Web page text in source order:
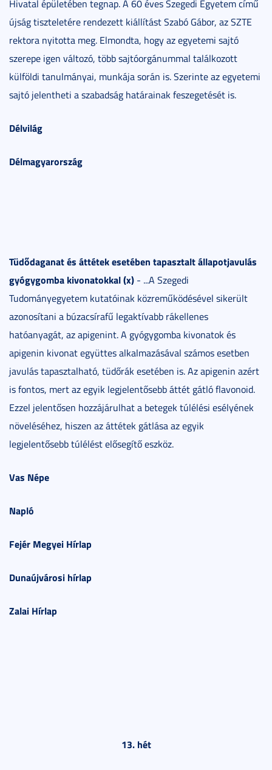
Hivatal épületében tegnap. A 60 éves Szegedi Egyetem című
újság tiszteletére rendezett kiállítást Szabó Gábor, az SZTE
rektora nyitotta meg. Elmondta, hogy az egyetemi sajtó
szerepe igen változó, több sajtóorgánummal találkozott
külföldi tanulmányai, munkája során is. Szerinte az egyetemi
sajtó jelentheti a szabadság határainak feszegetését is.
Délvilág
Délmagyarország
Tüdődaganat és áttétek esetében tapasztalt állapotjavulás
gyógygomba kivonatokkal (x) - ...A Szegedi
Tudományegyetem kutatóinak közreműködésével sikerült
azonosítani a búzacsírafű legaktívabb rákellenes
hatóanyagát, az apigenint. A gyógygomba kivonatok és
apigenin kivonat együttes alkalmazásával számos esetben
javulás tapasztalható, tüdőrák esetében is. Az apigenin azért
is fontos, mert az egyik legjelentősebb áttét gátló flavonoid.
Ezzel jelentősen hozzájárulhat a betegek túlélési esélyének
növeléséhez, hiszen az áttétek gátlása az egyik
legjelentősebb túlélést elősegítő eszköz.
Vas Népe
Napló
Fejér Megyei Hírlap
Dunaújvárosi hírlap
Zalai Hírlap
13. hét